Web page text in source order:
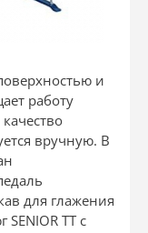
и
работу
вручную. В
для глажения
TT с